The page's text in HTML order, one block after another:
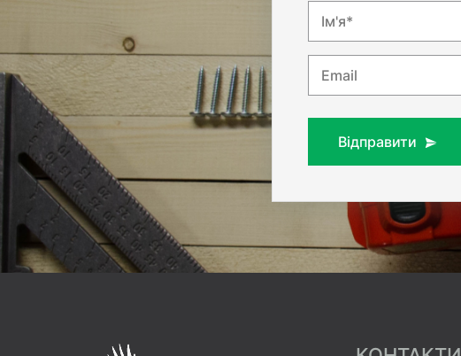
Ім'я*
Email
Відправити